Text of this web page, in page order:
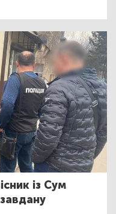
із Сум